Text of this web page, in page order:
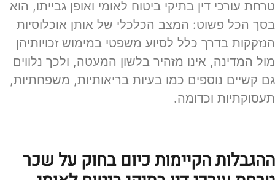
טרחת עורכי דין בתיקי ביטוח לאומי ואופן גבייתו, הוא
בסך הכל פשוט: המצב הכלכלי של אותן אוכלוסיות
הנזקקות בדרך כלל לסיוע משפטי במימוש זכויותיהן
מול המדינה, אינו מזהיר בלשון המעטה, ולכך נלווים
גם קשיים נוספים כמו בעיות בריאותיות, משפחתיות,
תעסוקתיות וכדומה.
ההגבלות הקיימות כיום בחוק על שכר